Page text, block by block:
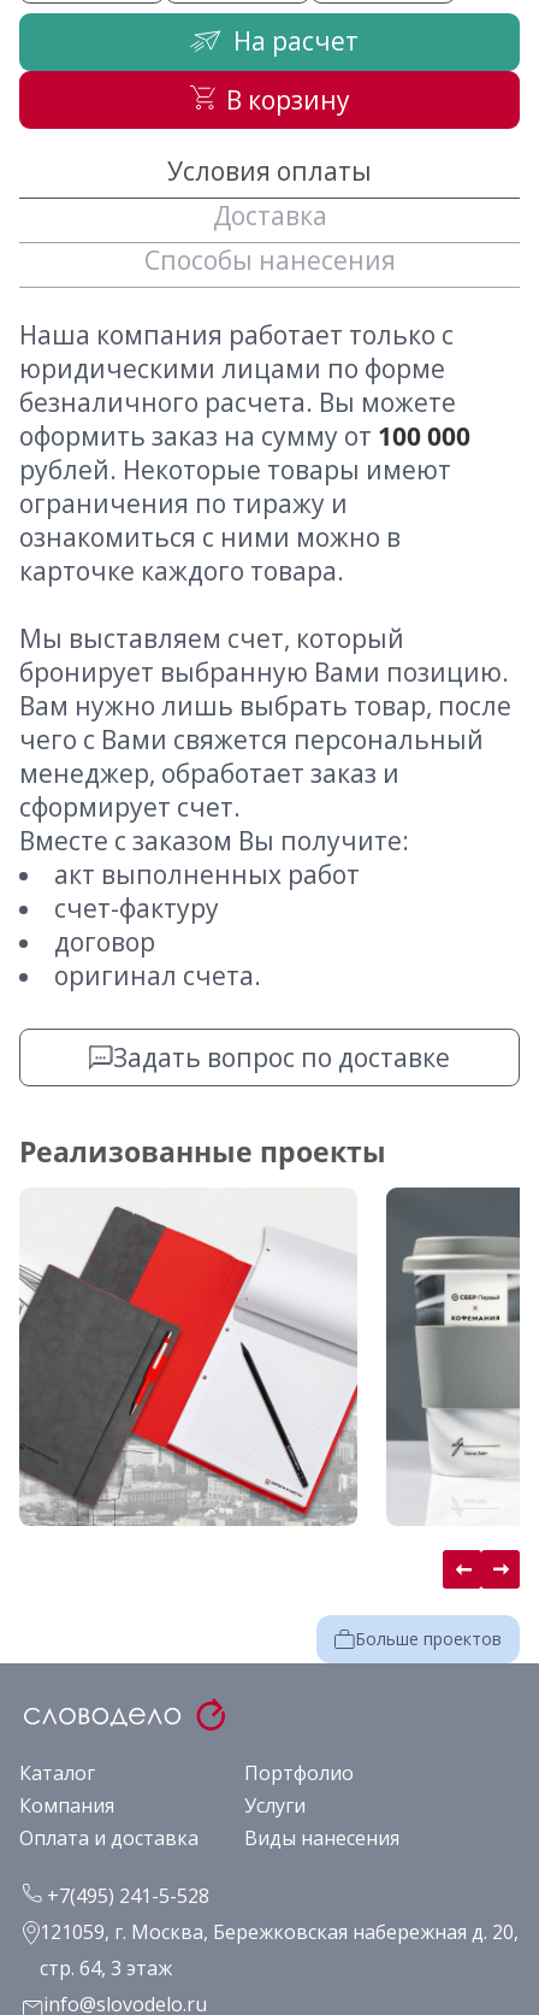
На расчет
В корзину
Условия оплаты
Доставка
Способы нанесения
Наша компания работает только с
юридическими лицами по форме
безналичного расчета. Вы можете
оформить заказ на сумму от 100 000
рублей. Некоторые товары имеют
ограничения по тиражу и
ознакомиться с ними можно в
карточке каждого товара.
Мы выставляем счет, который
бронирует выбранную Вами позицию.
Вам нужно лишь выбрать товар, после
чего с Вами свяжется персональный
менеджер, обработает заказ и
сформирует счет.
Вместе с заказом Вы получите:
акт выполненных работ
счет-фактуру
договор
оригинал счета.
Задать вопрос по доставке
Реализованные проекты
Больше проектов
Каталог
Портфолио
Компания
Услуги
Оплата и доставка
Виды нанесения
+7(495) 241-5-528
121059, г. Москва, Бережковская набережная д. 20,
стр. 64, 3 этаж
info@slovodelo.ru